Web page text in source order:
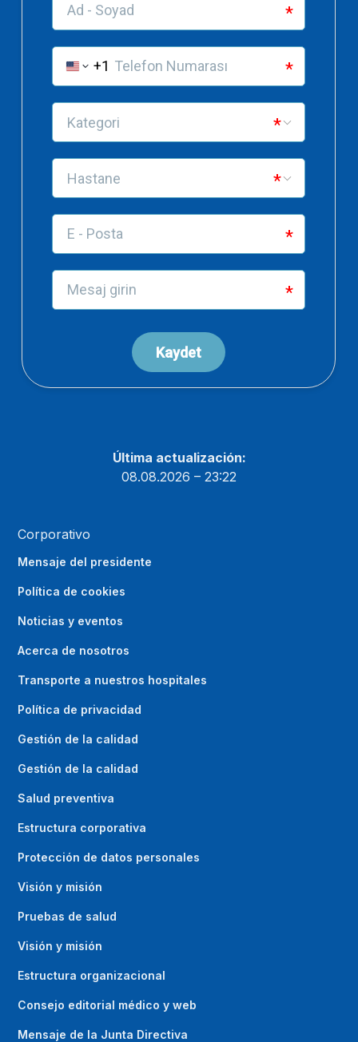
Última actualización:
08.08.2026 – 23:22
Corporativo
Mensaje del presidente
Política de cookies
Noticias y eventos
Acerca de nosotros
Transporte a nuestros hospitales
Política de privacidad
Gestión de la calidad
Gestión de la calidad
Salud preventiva
Estructura corporativa
Protección de datos personales
Visión y misión
Pruebas de salud
Visión y misión
Estructura organizacional
Consejo editorial médico y web
Mensaje de la Junta Directiva